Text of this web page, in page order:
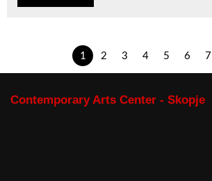
1 2 3 4 5 6 7
Contemporary Arts Center - Skopje